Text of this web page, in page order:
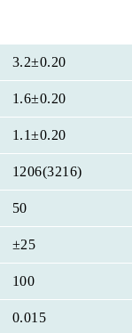
3.2±0.20
1.6±0.20
1.1±0.20
1206(3216)
50
±25
100
0.015